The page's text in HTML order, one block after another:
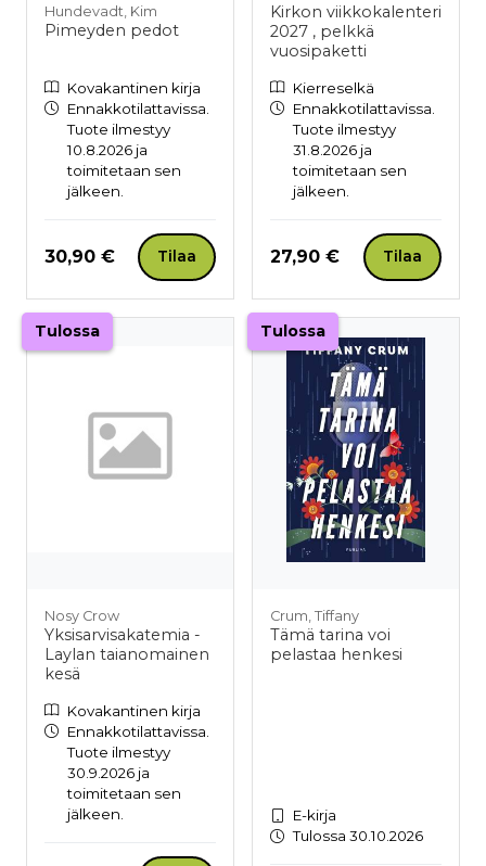
Hundevadt, Kim
Pimeyden pedot
Kovakantinen kirja
Ennakkotilattavissa.
Tuote ilmestyy
10.8.2026 ja
toimitetaan sen
jälkeen.
Hinta nyt
30,90 € Tilaa
Kirkon viikkokalenteri
2027 , pelkkä
vuosipaketti
Kierreselkä
Ennakkotilattavissa.
Tuote ilmestyy
31.8.2026 ja
toimitetaan sen
jälkeen.
Hinta nyt
27,90 € Tilaa
Tulossa
Nosy Crow
Yksisarvisakatemia -
Laylan taianomainen
kesä
Kovakantinen kirja
Ennakkotilattavissa.
Tuote ilmestyy
30.9.2026 ja
toimitetaan sen
jälkeen.
Tulossa
Crum, Tiffany
Tämä tarina voi
pelastaa henkesi
E-kirja
Tulossa 30.10.2026